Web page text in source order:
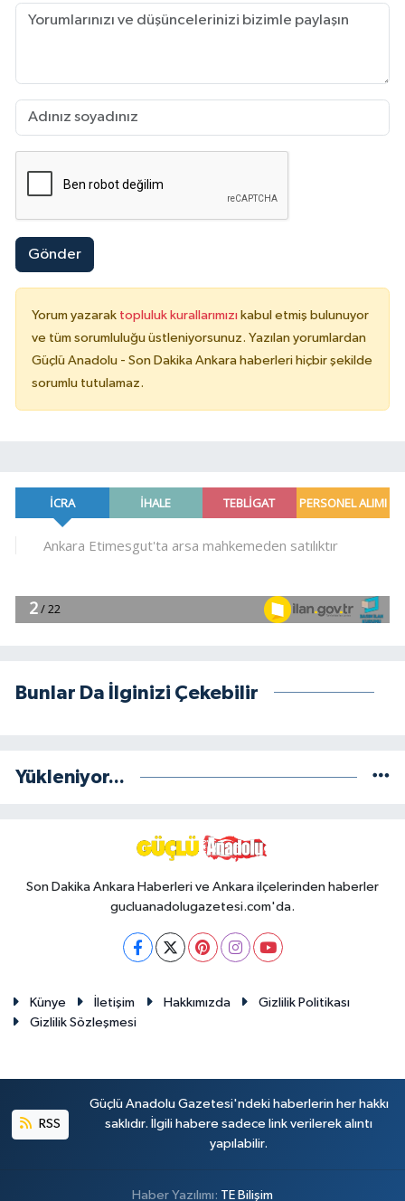
Gönder
Yorum yazarak topluluk kurallarımızı kabul etmiş bulunuyor
ve tüm sorumluluğu üstleniyorsunuz. Yazılan yorumlardan
Güçlü Anadolu - Son Dakika Ankara haberleri hiçbir şekilde
sorumlu tutulamaz.
Bunlar Da İlginizi Çekebilir
Yükleniyor...
Son Dakika Ankara Haberleri ve Ankara ilçelerinden haberler
gucluanadolugazetesi.com'da.
Künye İletişim Hakkımızda
Gizlilik Politikası
Gizlilik Sözleşmesi
RSS
Güçlü Anadolu Gazetesi'ndeki haberlerin her hakkı
saklıdır. İlgili habere sadece link verilerek alıntı
yapılabilir.
Haber Yazılımı: TE Bilişim